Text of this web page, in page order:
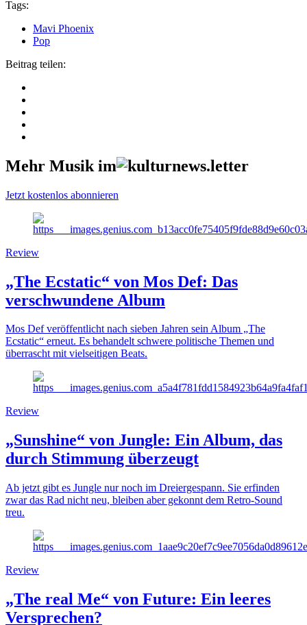
Tags:
Mavi Phoenix
Pop
Beitrag teilen:
Mehr Musik im
Jetzt kostenlos abonnieren
Review
„The Ecstatic“ von Mos Def: Das
verschwundene Album
Mos Def veröffentlicht nach sieben Jahren sein Album „The
Ecstatic“ erneut. Es behandelt schwere politische Themen und
überrascht mit vielseitigen Beats.
Review
„Sunshine“ von Jungle: Ein Album, das
durch Stimmung überzeugt
Ab jetzt gibt es Jungle nur noch im Dreiergespann. Sie erfinden
zwar das Rad nicht neu, bleiben aber gekonnt dem Retro-Sound
treu.
Review
„The real Me“ von Future: Ein leeres
Versprechen?